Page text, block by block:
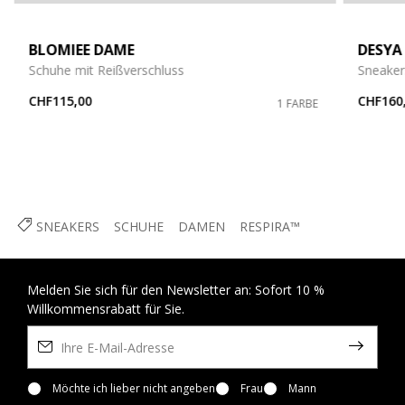
SNEAKERS SCHUHE DAMEN RESPIRA™
BLOMIEE DAME
Schuhe mit Reißverschluss
CHF115,00
1 FARBE
Melden Sie sich für den Newsletter an: Sofort 10 %
Willkommensrabatt für Sie.
Möchte ich lieber nicht angeben Frau Mann